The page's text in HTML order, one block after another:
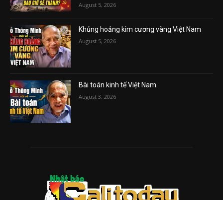
August 5, 2026
Khủng hoảng kim cương vàng Việt Nam
August 5, 2026
Bài toán kinh tế Việt Nam
August 3, 2026